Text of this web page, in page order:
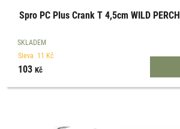
Spro PC Plus Crank T 4,5cm WILD PERCH
SKLADEM
103Kč
Sleva 11 Kč